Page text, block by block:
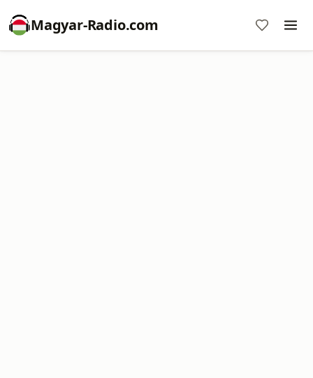
Magyar-Radio.com